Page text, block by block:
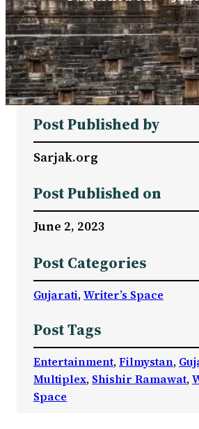
Post Published by
Sarjak.org
Post Published on
June 2, 2023
Post Categories
Gujarati, Writer’s Space
Post Tags
Entertainment, Filmystan,
Multiplex, Shishir Ramawat,
Space